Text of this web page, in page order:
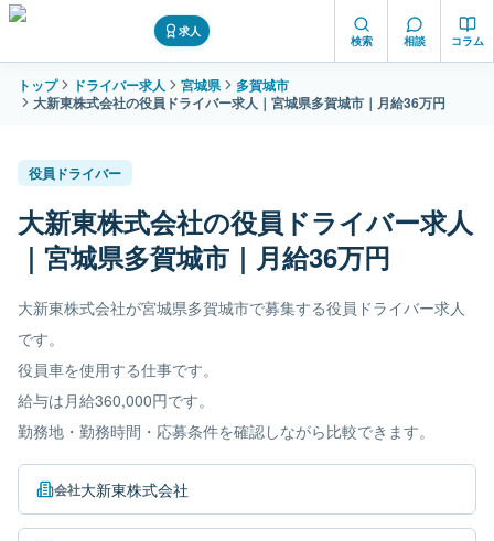
求人
検索 相談 コラム
トップ ドライバー求人 宮城県
多賀城市
大新東株式会社の役員ドライバー求人｜宮城県多賀城市｜月給36万円
役員ドライバー
大新東株式会社の役員ドライバー求人
｜宮城県多賀城市｜月給36万円
大新東株式会社が宮城県多賀城市で募集する役員ドライバー求人
です。
役員車を使用する仕事です。
給与は月給360,000円です。
勤務地・勤務時間・応募条件を確認しながら比較できます。
会社大新東株式会社